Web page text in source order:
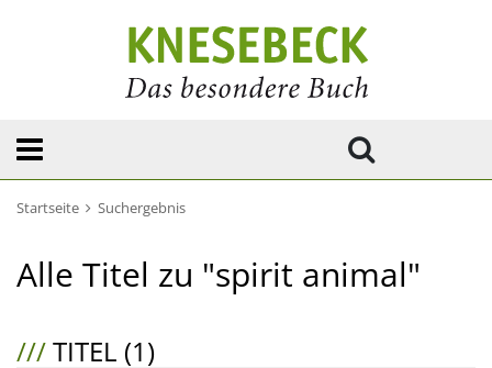
Startseite Suchergebnis
Alle Titel zu "spirit animal"
///TITEL (1)